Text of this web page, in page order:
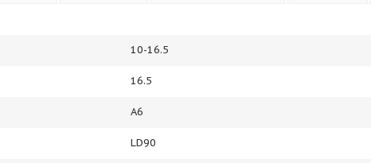
10-16.5
16.5
A6
LD90